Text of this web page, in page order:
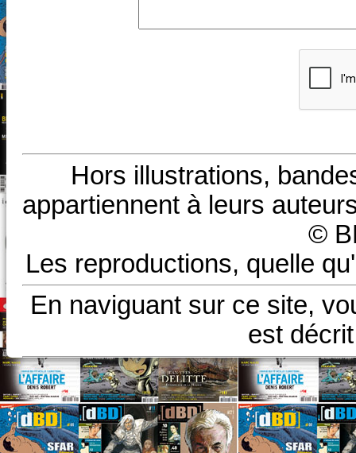
Hors illustrations,
appartiennent à leurs
©
Les reproductions, quelle
En naviguant sur ce site,
est